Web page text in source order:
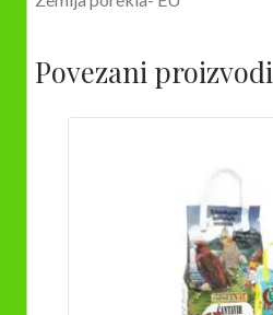
Povezani proizvodi